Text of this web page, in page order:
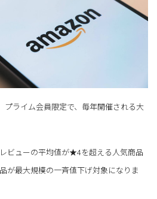
プライム会員限定で、毎年開催される大
ビューの平均値が★4を超える人気商品
が最大規模の一斉値下げ対象になりま